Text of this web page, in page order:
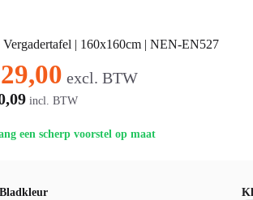
| 160x160cm | NEN-EN527
excl. BTW
incl. BTW
een scherp voorstel op maat
Bladkleur